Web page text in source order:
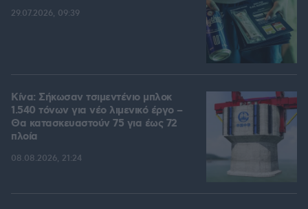
29.07.2026, 09:39
Κίνα: Σήκωσαν τσιμεντένιο μπλοκ
1.540 τόνων για νέο λιμενικό έργο –
Θα κατασκευαστούν 75 για έως 72
πλοία
08.08.2026, 21:24